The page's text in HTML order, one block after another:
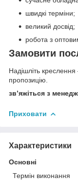
швидкі терміни;
великий досвід;
робота з
Замовити
Надішліть
пропозицію.
зв’яжіться з
Приховати
Характеристики
Основні
Термін виконання